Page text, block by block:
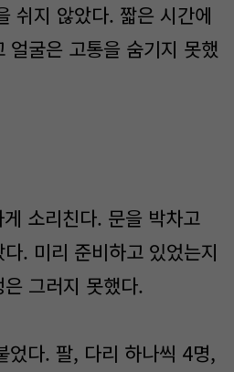
쉬지 않았다. 짧은 시간에
얼굴은 고통을 숨기지 못했
소리친다. 문을 박차고
. 미리 준비하고 있었는지
그러지 못했다.
었다. 팔, 다리 하나씩 4명,